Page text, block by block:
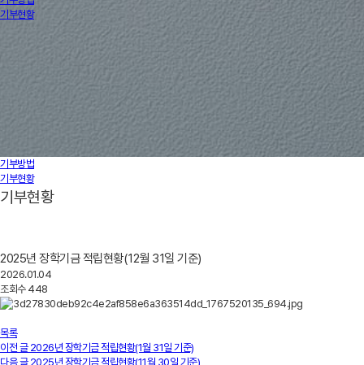
기부현황
기부방법
기부현황
기부현황
2025년 장학기금 적립현황(12월 31일 기준)
2026.01.04
조회수448
목록
이전 글2026년 장학기금 적립현황(1월 31일 기준)
다음 글2025년 장학기금 적립현황(11월 30일 기준)